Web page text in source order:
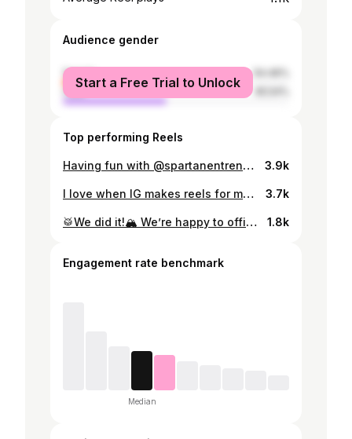
Audience gender
female
male
Start a Free Trial to Unlock
Top performing Reels
Having fun with @spartanentrenamiento @lucaespinola 3.9k
I love when IG makes reels for me 😍 3.7k
🥁We did it!🏔️ We’re happy to officially announce that our baby will arrive next June! 🐣 We’re over the moon and can’t wait to meet him or her. We’ll find out next month…😉 🥁¡Lo hicimos!🏔️ Estamos felices por anunciar oficialmente que nuestro bebé vendrá en Junio!🐣Estamos locos por conocerle. En enero sabremos si es niño o niña…😉 1.8k
Engagement rate benchmark
Median